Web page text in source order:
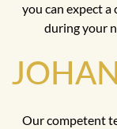
you can expect
during your
Our competent